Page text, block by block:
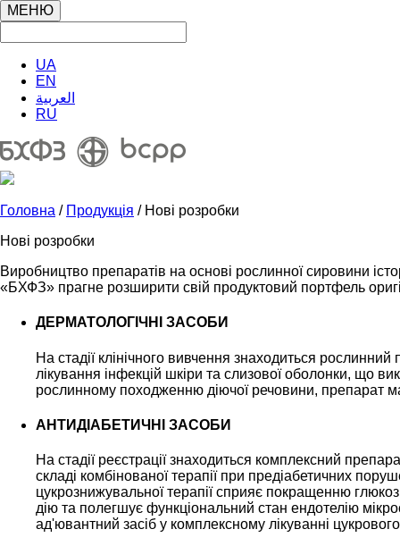
МЕНЮ
UA
EN
العربية
RU
Головна / Продукція / Нові розробки
Нові розробки
Виробництво препаратів на основі рослинної сировини
«БХФЗ» прагне розширити свій продуктовий портфель
ДЕРМАТОЛОГІЧНІ ЗАСОБИ
На стадії клінічного вивчення знаходиться
лікування інфекцій шкіри та слизової оболонки, що
рослинному походженню діючої речовини, препарат
АНТИДІАБЕТИЧНІ ЗАСОБИ
На стадії реєстрації знаходиться комплексний
складі комбінованої терапії при предіабетичних
цукрознижувальної терапії сприяє покращенню
дію та полегшує функціональний стан ендотелію
ад'ювантний засіб у комплексному лікуванні цукрового